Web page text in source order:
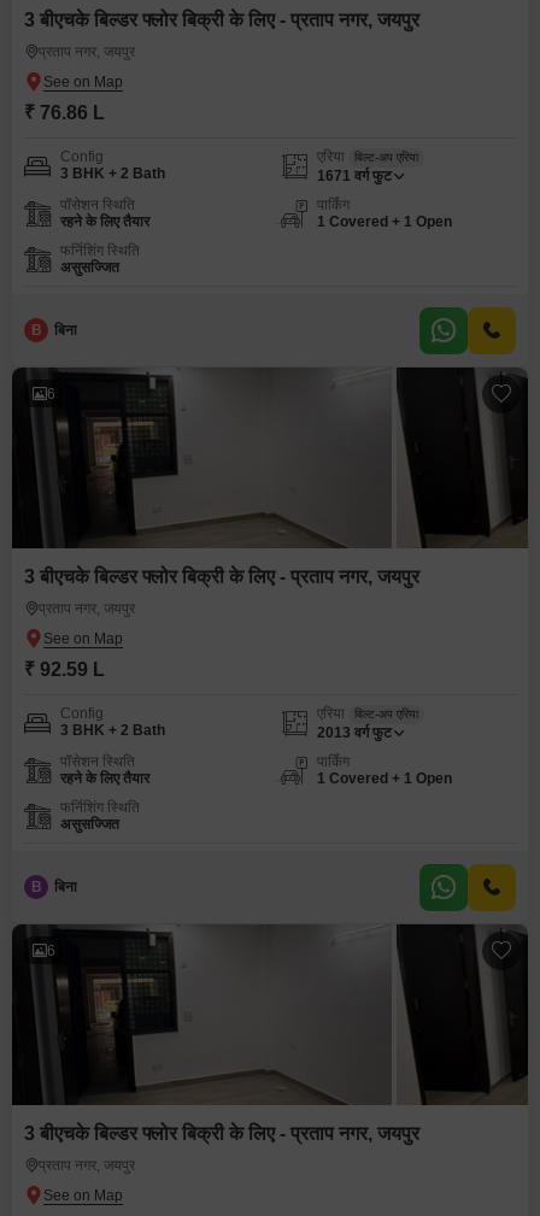
3 बीएचके बिल्डर फ्लोर बिक्री के लिए - प्रताप नगर, जयपुर
प्रताप नगर, जयपुर
₹ 76.86 L
Config
3 BHK + 2 Bath
एरिया बिल्ट-अप एरिया
1671 वर्ग फुट
पॉसेशन स्थिति
रहने के लिए तैयार
पार्किंग
1 Covered + 1 Open
फर्निशिंग स्थिति
असुसज्जित
B बिना
6
3 बीएचके बिल्डर फ्लोर बिक्री के लिए - प्रताप नगर, जयपुर
प्रताप नगर, जयपुर
₹ 92.59 L
Config
3 BHK + 2 Bath
एरिया बिल्ट-अप एरिया
2013 वर्ग फुट
पॉसेशन स्थिति
रहने के लिए तैयार
पार्किंग
1 Covered + 1 Open
फर्निशिंग स्थिति
असुसज्जित
B बिना
6
3 बीएचके बिल्डर फ्लोर बिक्री के लिए - प्रताप नगर, जयपुर
प्रताप नगर, जयपुर